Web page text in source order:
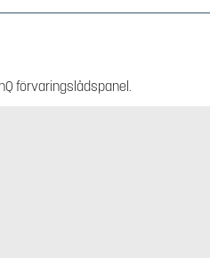
förvaringslådspanel.